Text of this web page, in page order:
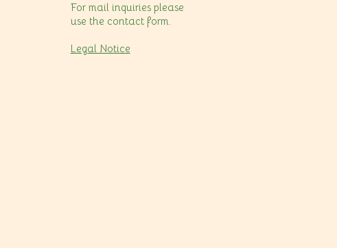
For mail inquiries please
use the contact form.
Legal Notice